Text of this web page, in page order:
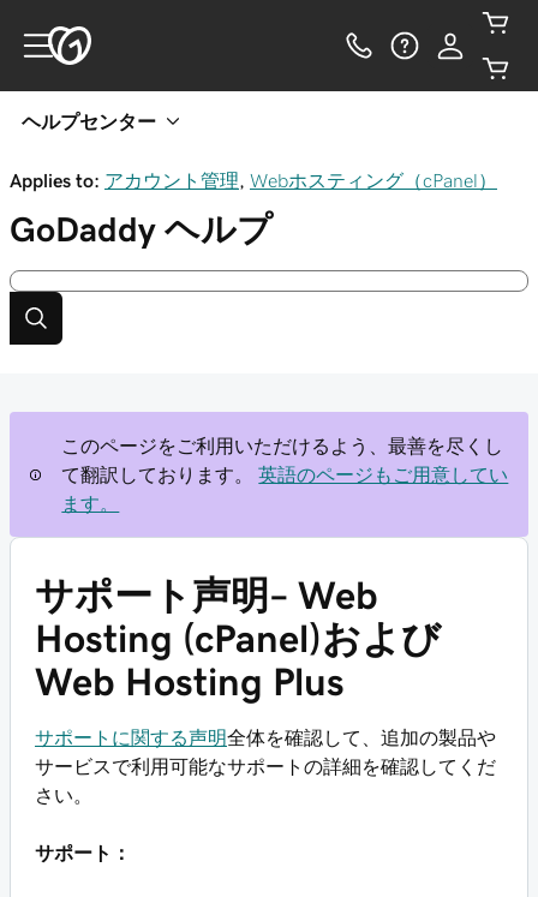
ヘルプセンター
Applies to: アカウント管理 Webホスティング（cPanel）
GoDaddy ヘルプ
このページをご利用いただけるよう、最善を尽くし
て翻訳しております。
英語のページもご用意してい
ます。
サポート声明– Web
Hosting (cPanel)および
Web Hosting Plus
サポートに関する声明全体を確認して、追加の製品や
サービスで利用可能なサポートの詳細を確認してくだ
さい。
サポート：